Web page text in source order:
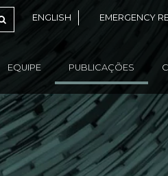
ENGLISH EMERGENCY
EQUIPE PUBLICAÇÕES